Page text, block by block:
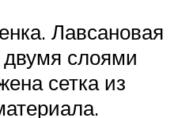
Лавсановая
слоями
сетка из